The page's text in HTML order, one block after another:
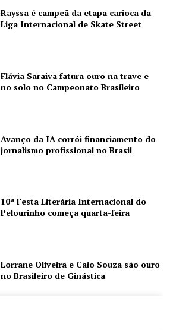
Rayssa é campeã da etapa carioca da
Liga Internacional de Skate Street
Flávia Saraiva fatura ouro na trave e
no solo no Campeonato Brasileiro
Avanço da IA corrói financiamento do
jornalismo profissional no Brasil
10ª Festa Literária Internacional do
Pelourinho começa quarta-feira
Lorrane Oliveira e Caio Souza são ouro
no Brasileiro de Ginástica